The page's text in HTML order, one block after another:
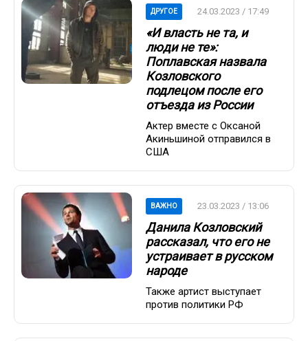
ДРУГОЕ 24.03.2023 / 17:49
«И власть не та, и
люди не те»:
Поплавская назвала
Козловского
подлецом после его
отъезда из России
Актер вместе с Оксаной
Акиньшиной отправился в
США
ВАЖНО 23.03.2023 / 13:06
Данила Козловский
рассказал, что его не
устраивает в русском
народе
Также артист выступает
против политики РФ